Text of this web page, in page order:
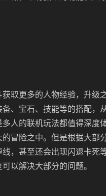
取更多的人物经验，升级
、宝石、技能等的搭配，
人的联机玩法都值得深度
冒险之中。但是根据大部
，甚至还会出现闪退卡死
以解决大部分的问题。